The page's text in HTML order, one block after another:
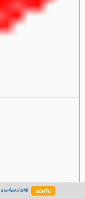
อ่านเพิ่มเติมได้ที่นี่